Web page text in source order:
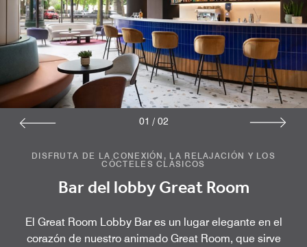
DISFRUTA DE LA CONEXIÓN, LA RELAJACIÓN Y LOS
CÓCTELES CLÁSICOS
Bar del lobby Great Room
El Great Room Lobby Bar es un lugar elegante en el
corazón de nuestro animado Great Room, que sirve
01 / 02